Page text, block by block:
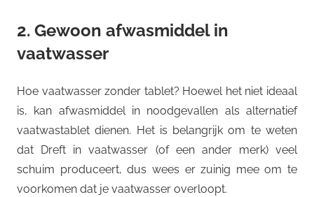
2. Gewoon afwasmiddel in
vaatwasser
Hoe vaatwasser zonder tablet? Hoewel het niet ideaal
is, kan afwasmiddel in noodgevallen als alternatief
vaatwastablet dienen. Het is belangrijk om te weten
dat Dreft in vaatwasser (of een ander merk) veel
schuim produceert, dus wees er zuinig mee om te
voorkomen dat je vaatwasser overloopt.